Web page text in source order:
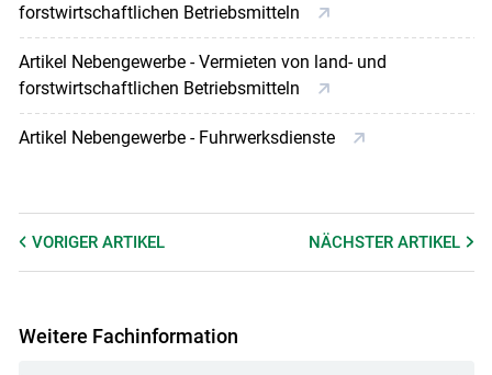
forstwirtschaftlichen Betriebsmitteln
Artikel Nebengewerbe - Vermieten von land- und
forstwirtschaftlichen Betriebsmitteln
Artikel Nebengewerbe - Fuhrwerksdienste
VORIGER ARTIKEL NÄCHSTERARTIKEL
Weitere Fachinformation